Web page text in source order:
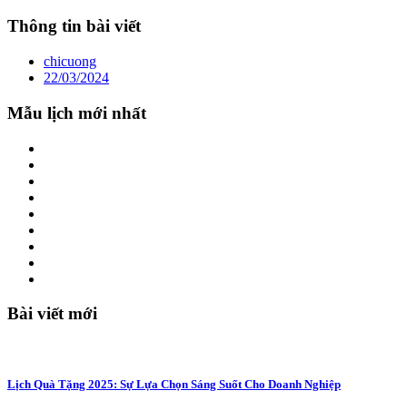
Thông tin bài viết
chicuong
22/03/2024
Mẫu lịch mới nhất
Bài viết mới
Lịch Quà Tặng 2025: Sự Lựa Chọn Sáng Suốt Cho Doanh Nghiệp